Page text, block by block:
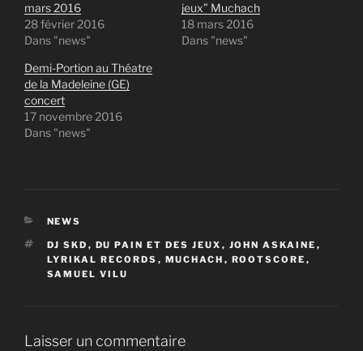
mars 2016
28 février 2016
Dans "news"
jeux” Muchach
18 mars 2016
Dans "news"
Demi-Portion au Théatre
de la Madeleine (GE)
concert
17 novembre 2016
Dans "news"
CATÉGORIES
NEWS
ÉTIQUETTES
DJ SKD , DU PAIN ET DES JEUX , JOHN ASKAINE ,
LYRIKAL RECORDS , MUCHACH , ROOTSCORE ,
SAMUEL VILU
Laisser un commentaire